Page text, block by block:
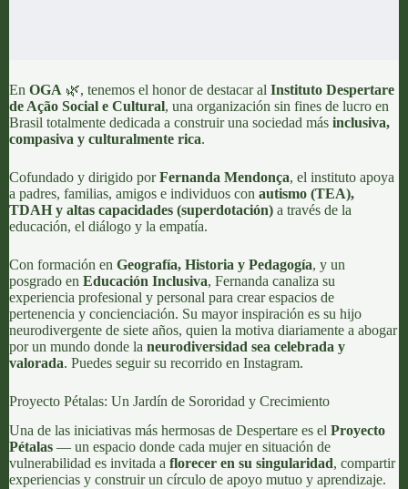
En OGA 🌿, tenemos el honor de destacar al Instituto Despertare
de Ação Social e Cultural, una organización sin fines de lucro en
Brasil totalmente dedicada a construir una sociedad más inclusiva,
compasiva y culturalmente rica.
Cofundado y dirigido porFernanda Mendonça, el instituto apoya
a padres, familias, amigos e individuos con autismo (TEA),
TDAH y altas capacidades (superdotación) a través de la
educación, el diálogo y la empatía.
Con formación en Geografía, Historia y Pedagogía, y un
posgrado en Educación Inclusiva, Fernanda canaliza su
experiencia profesional y personal para crear espacios de
pertenencia y concienciación. Su mayor inspiración es su hijo
neurodivergente de siete años, quien la motiva diariamente a abogar
por un mundo donde la neurodiversidad sea celebrada y
valorada. Puedes seguir su recorrido en Instagram.
Proyecto Pétalas: Un Jardín de Sororidad y Crecimiento
Una de las iniciativas más hermosas de Despertare es el Proyecto
Pétalas — un espacio donde cada mujer en situación de
vulnerabilidad es invitada a florecer en su singularidad, compartir
experiencias y construir un círculo de apoyo mutuo y aprendizaje.